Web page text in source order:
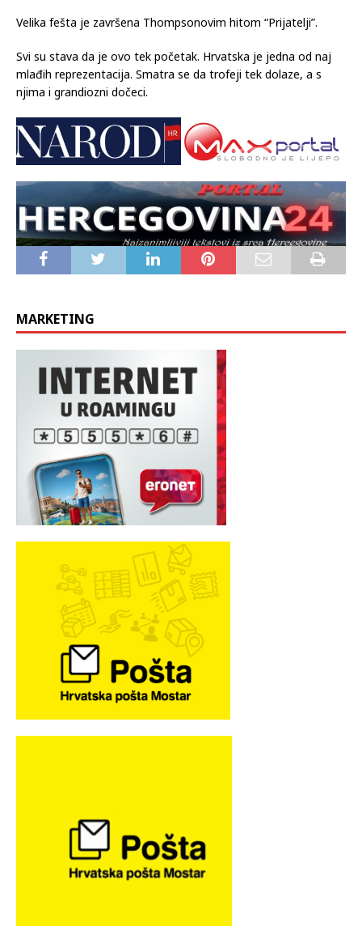
Velika fešta je završena Thompsonovim hitom “Prijatelji”.
Svi su stava da je ovo tek početak. Hrvatska je jedna od naj
mlađih reprezentacija. Smatra se da trofeji tek dolaze, a s
njima i grandiozni dočeci.
MARKETING